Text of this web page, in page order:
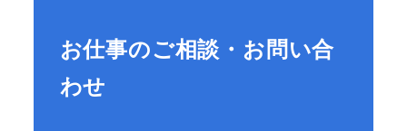
お仕事のご相談・お問い合
わせ